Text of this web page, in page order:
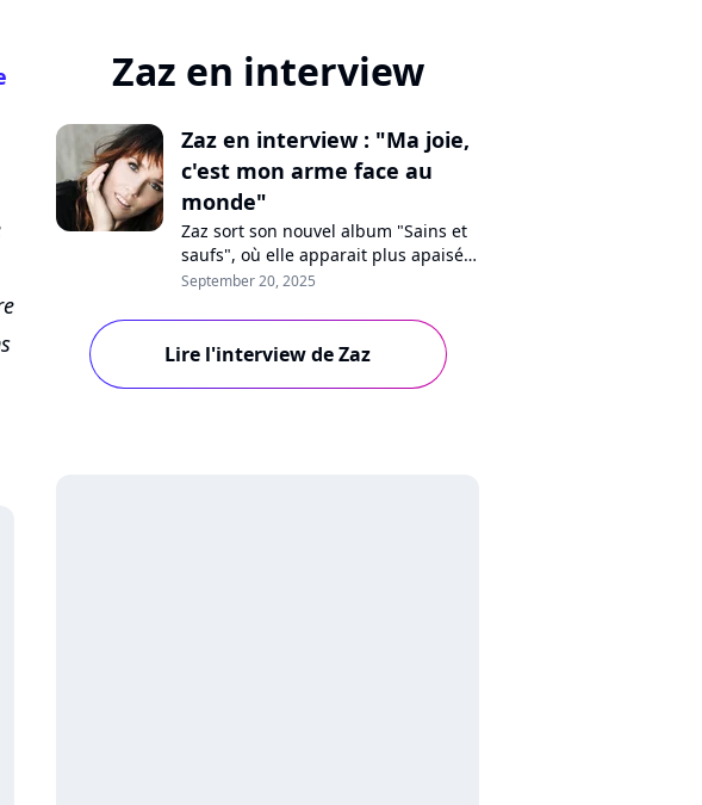
Zaz en interview
Zaz en interview : "Ma joie,
c'est mon arme face au
monde"
Zaz sort son nouvel album "Sains et
saufs", où elle apparait plus apaisée.
En interview sur Purecharts, la
départ, la perte de son père, son
cheminement personnel, les
September 20, 2025
Lire l'interview de Zaz